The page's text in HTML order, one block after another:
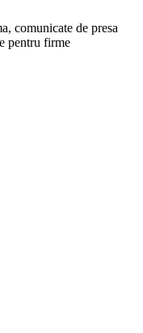
comunicate de presa
pentru firme